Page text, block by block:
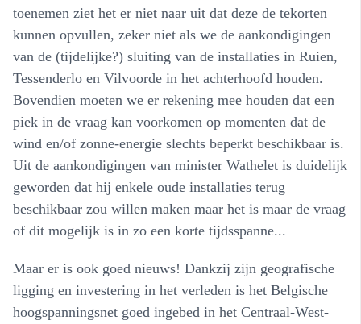
toenemen ziet het er niet naar uit dat deze de tekorten
kunnen opvullen, zeker niet als we de aankondigingen
van de (tijdelijke?) sluiting van de installaties in Ruien,
Tessenderlo en Vilvoorde in het achterhoofd houden.
Bovendien moeten we er rekening mee houden dat een
piek in de vraag kan voorkomen op momenten dat de
wind en/of zonne-energie slechts beperkt beschikbaar is.
Uit de aankondigingen van minister Wathelet is duidelijk
geworden dat hij enkele oude installaties terug
beschikbaar zou willen maken maar het is maar de vraag
of dit mogelijk is in zo een korte tijdsspanne...
Maar er is ook goed nieuws! Dankzij zijn geografische
ligging en investering in het verleden is het Belgische
hoogspanningsnet goed ingebed in het Centraal-West-